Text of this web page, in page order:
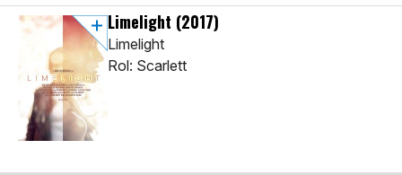
Limelight (2017)
Limelight
Rol: Scarlett